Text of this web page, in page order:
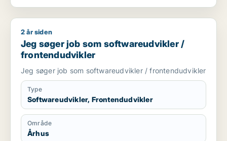
Jeg søger job som softwareudvikler / frontendudvikler
2 år siden
Jeg søger job som softwareudvikler /
frontendudvikler
Jeg søger job som softwareudvikler / frontendudvikler
Type
Softwareudvikler, Frontendudvikler
Område
Århus